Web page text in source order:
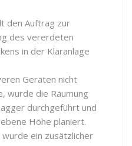
den Auftrag zur
des vererdeten
in der Kläranlage
Geräten nicht
wurde die Räumung
durchgeführt und
Höhe planiert.
wurde ein zusätzlicher